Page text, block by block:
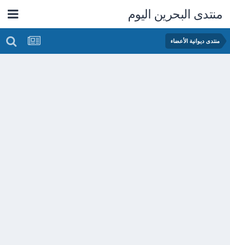
منتدى البحرين اليوم
منتدى ديوانية الأعضاء